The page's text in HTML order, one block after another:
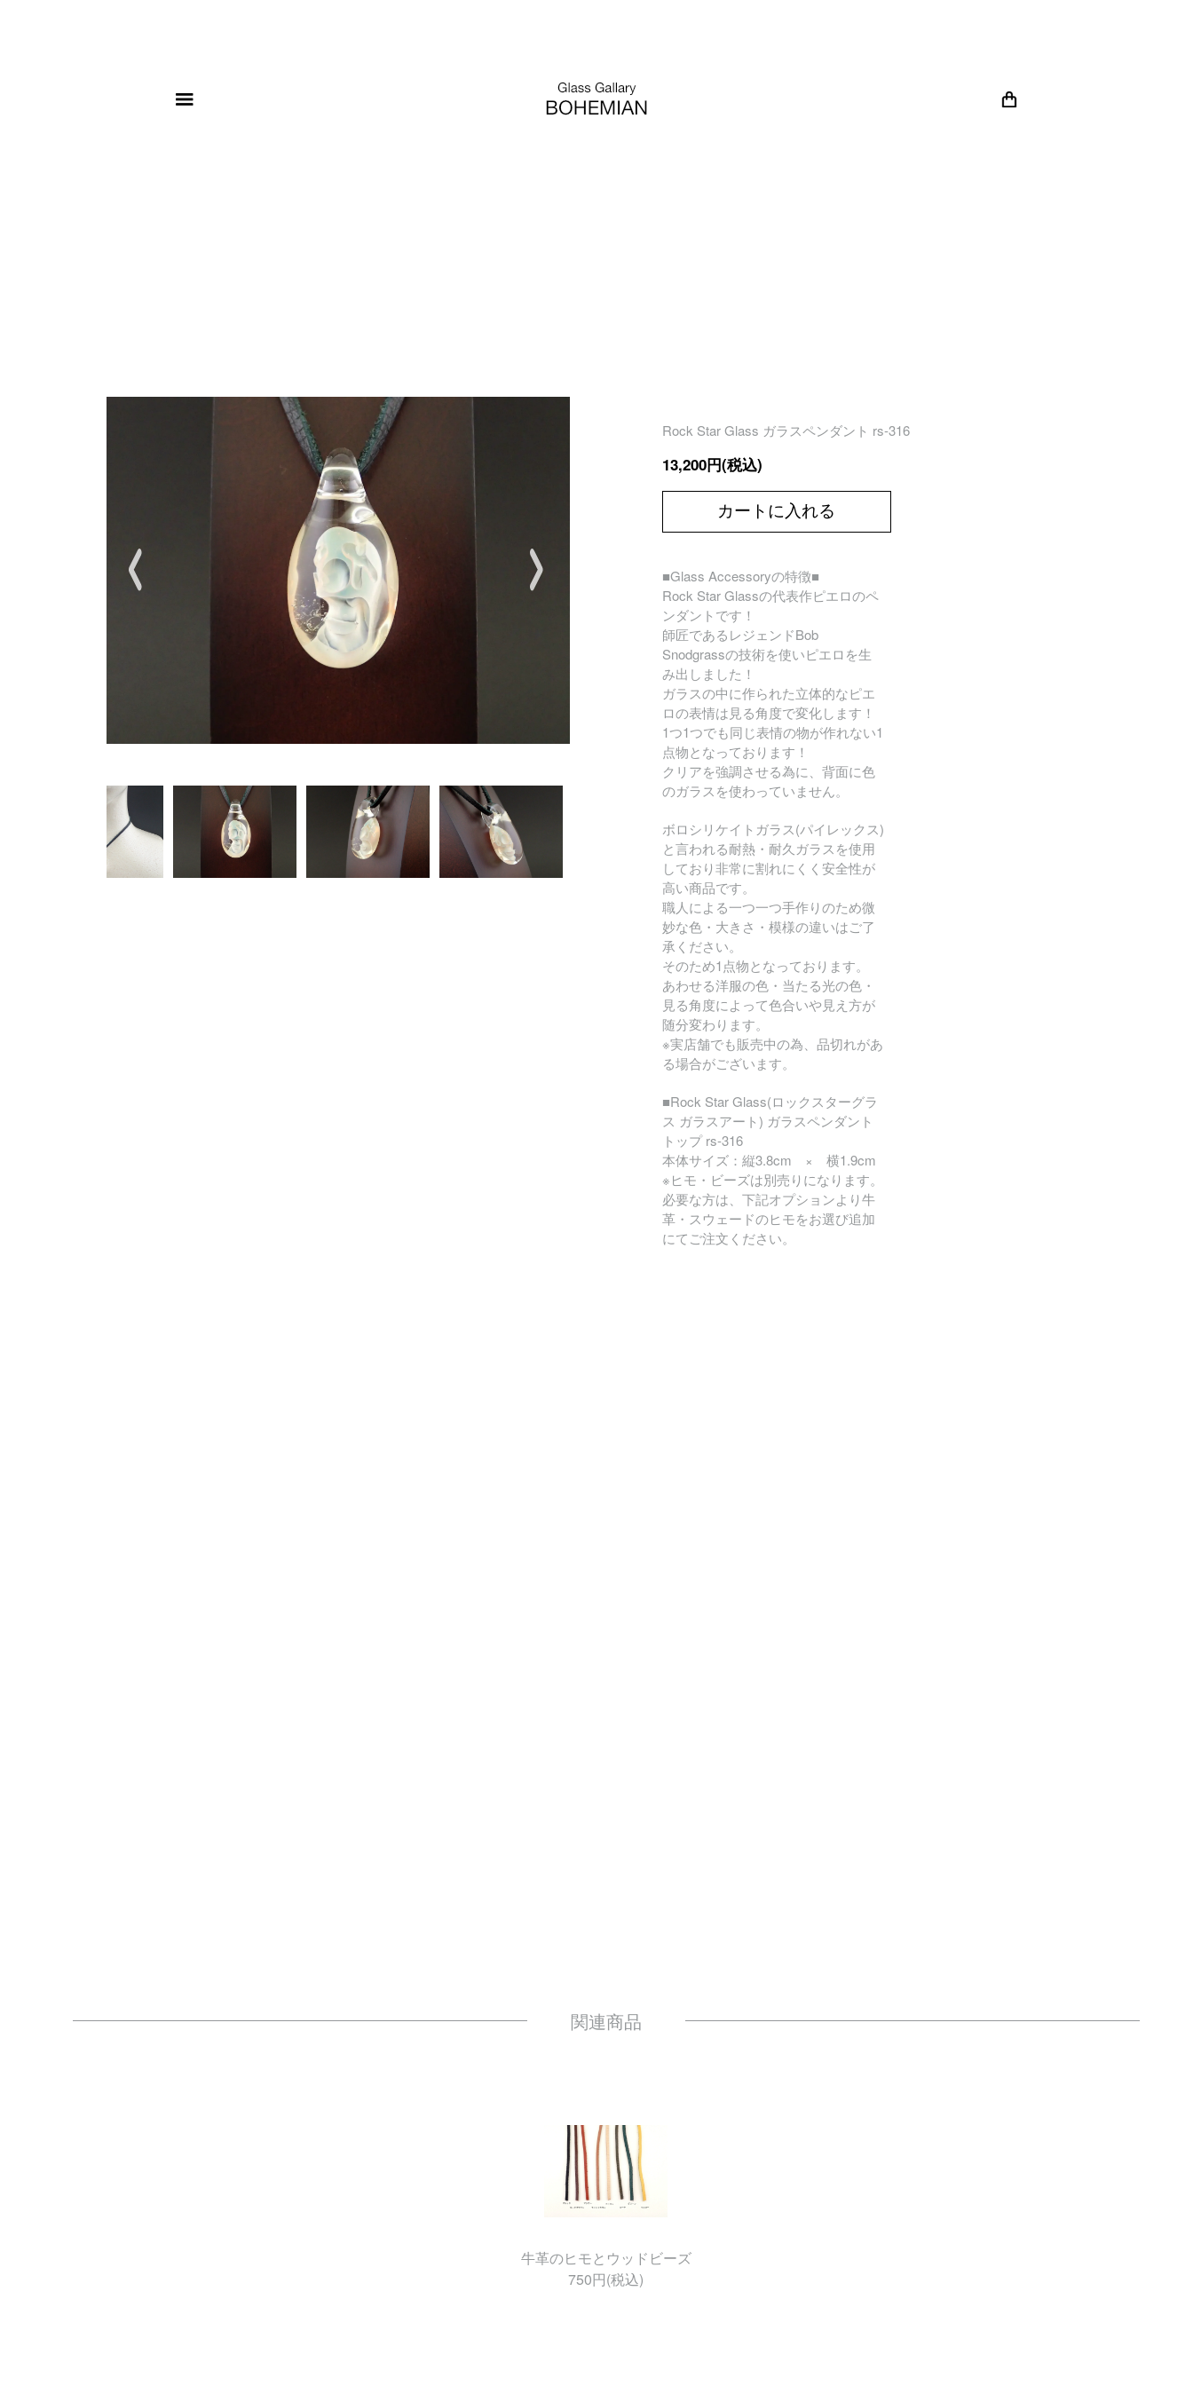
Rock Star Glass ガラスペンダント rs-316
13,200円(税込)
カートに入れる
■Glass Accessoryの特徴■
Rock Star Glassの代表作ピエロのペ
ンダントです！
師匠であるレジェンドBob
Snodgrassの技術を使いピエロを生
み出しました！
ガラスの中に作られた立体的なピエ
ロの表情は見る角度で変化します！
1つ1つでも同じ表情の物が作れない1
点物となっております！
クリアを強調させる為に、背面に色
のガラスを使わっていません。
ボロシリケイトガラス(パイレックス)
と言われる耐熱・耐久ガラスを使用
しており非常に割れにくく安全性が
高い商品です。
職人による一つ一つ手作りのため微
妙な色・大きさ・模様の違いはご了
承ください。
そのため1点物となっております。
あわせる洋服の色・当たる光の色・
見る角度によって色合いや見え方が
随分変わります。
※実店舗でも販売中の為、品切れがあ
る場合がございます。
■Rock Star Glass(ロックスターグラ
ス ガラスアート) ガラスペンダント
トップ rs-316
本体サイズ：縦3.8cm × 横1.9cm
※ヒモ・ビーズは別売りになります。
必要な方は、下記オプションより牛
革・スウェードのヒモをお選び追加
にてご注文ください。
牛革のヒモとウッドビーズ
750円(税込)